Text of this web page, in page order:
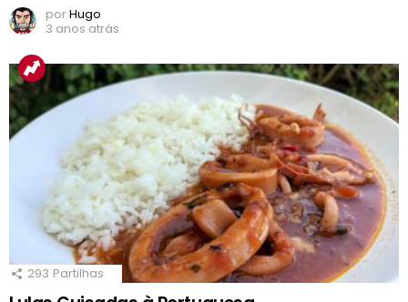
porHugo
3 anos atrás
293 Partilhas